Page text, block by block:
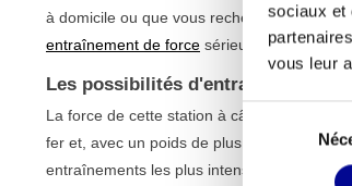
sociaux et
vous leur
Sélection
consentement
à domicile ou que vous recherchiez un
entraînement de force sérieux.
Les possibilités d'entraînement de
La force de cette station à câbles réside
fer et, avec un poids de plus de 1000 kg,
entraînements les plus intenses. Les